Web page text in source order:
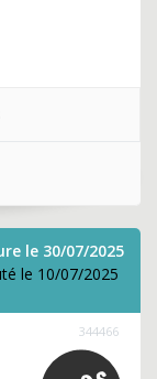
le 30/07/2025
le 10/07/2025
344466